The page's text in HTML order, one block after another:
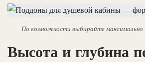
По возможности выбирайте
Высота и глубина